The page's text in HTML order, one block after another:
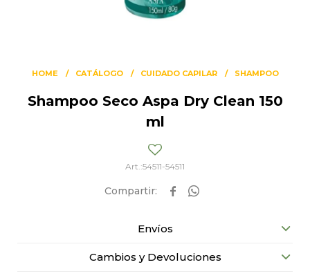
HOME CATÁLOGO CUIDADO CAPILAR SHAMPOO
Shampoo Seco Aspa Dry Clean 150
ml
54511-54511
 
Envíos
Cambios y Devoluciones